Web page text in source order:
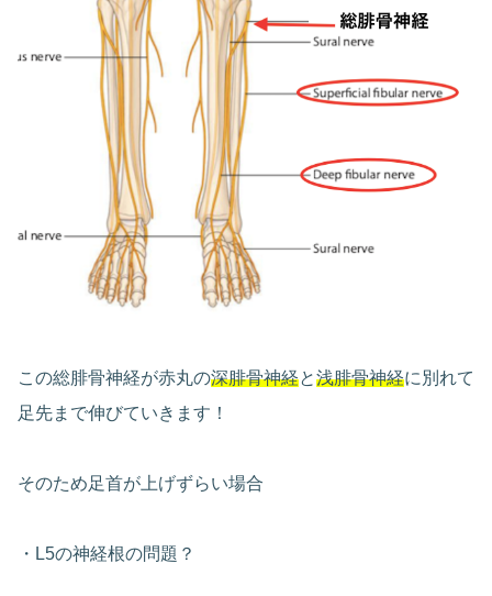
この総腓骨神経が赤丸の深腓骨神経と浅腓骨神経に別れて
足先まで伸びていきます！
そのため足首が上げずらい場合
・L5の神経根の問題？